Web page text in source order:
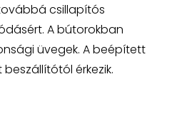
csillapítós
A bútorokban
üvegek. A beépített
érkezik.